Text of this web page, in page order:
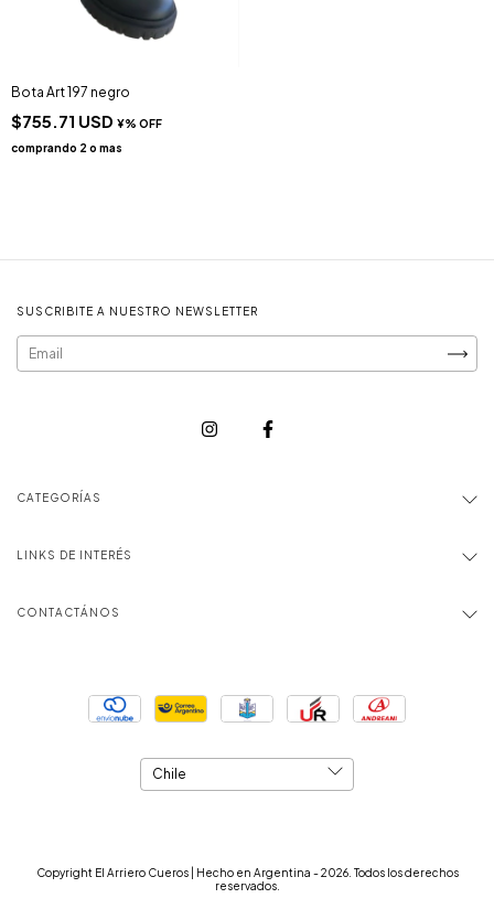
Bota Art 197 negro
$755.71 USD
SUSCRIBITE A NUESTRO NEWSLETTER
CATEGORÍAS
LINKS DE INTERÉS
CONTACTÁNOS
Copyright El Arriero Cueros | Hecho en Argentina - 2026. Todos los derechos
reservados.